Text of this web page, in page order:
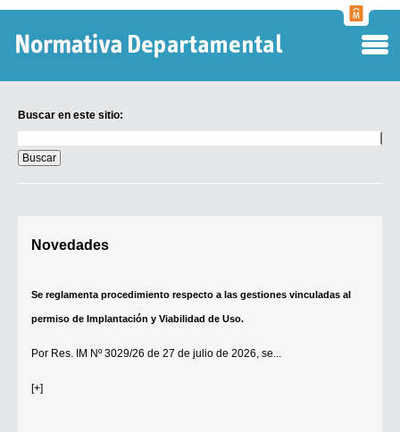
Buscar en este sitio:
en
este
sitio:
Novedades
Se reglamenta procedimiento respecto a las gestiones vinculadas al
permiso de Implantación y Viabilidad de Uso.
Por Res. IM Nº 3029/26 de 27 de julio de 2026, se...
[+]